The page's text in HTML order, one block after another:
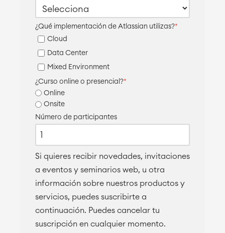
¿Qué implementación de Atlassian utilizas?*
Cloud
Data Center
Mixed Environment
¿Curso online o presencial?*
Online
Onsite
Número de participantes
Si quieres recibir novedades, invitaciones
a eventos y seminarios web, u otra
información sobre nuestros productos y
servicios, puedes suscribirte a
continuación. Puedes cancelar tu
suscripción en cualquier momento.